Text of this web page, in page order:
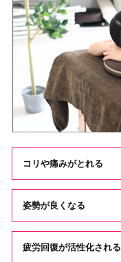
コリや痛みがとれる
姿勢が良くなる
疲労回復が活性化される